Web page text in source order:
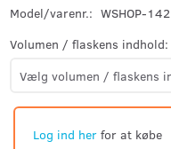
Model/varenr.: WSHOP-142
Volumen / flaskens indhold:
Log ind herfor at købe